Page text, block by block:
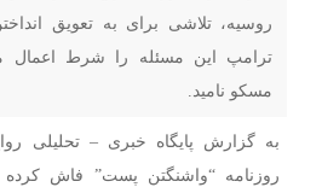
روسیه، تلاشی برای به‌ تعویق‌
ترامپ این مسئله را شرط اعمال
مسکو نامید.
روزنامه “واشنگتن پست” فاش